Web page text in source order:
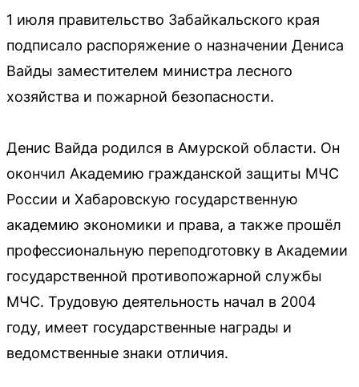
1 июля правительство Забайкальского края
подписало распоряжение о назначении Дениса
Вайды заместителем министра лесного
хозяйства и пожарной безопасности.
Денис Вайда родился в Амурской области. Он
окончил Академию гражданской защиты МЧС
России и Хабаровскую государственную
академию экономики и права, а также прошёл
профессиональную переподготовку в Академии
государственной противопожарной службы
МЧС. Трудовую деятельность начал в 2004
году, имеет государственные награды и
ведомственные знаки отличия.